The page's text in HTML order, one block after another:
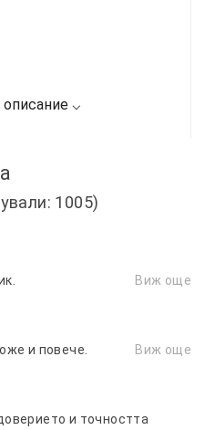
1005)
Виж още
и повече.
Виж още
и точността